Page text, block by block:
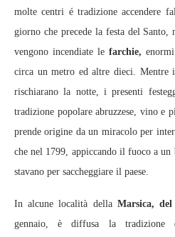
molte centri é tradizione accendere
giorno che precede la festa del Santo,
vengono incendiate le farchie,
circa un metro ed altre dieci. Mentre
rischiarano la notte, i presenti
tradizione popolare abruzzese, vino e
prende origine da un miracolo per
che nel 1799, appiccando il fuoco a
stavano per saccheggiare il paese.
In alcune località della Marsica,
gennaio, è diffusa la